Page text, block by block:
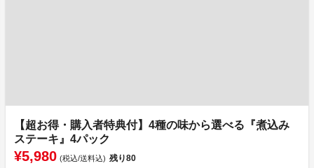
【超お得・購入者特典付】4種の味から選べる『煮込み
ステーキ』4パック
¥5,980 (税込/送料込) 残り80